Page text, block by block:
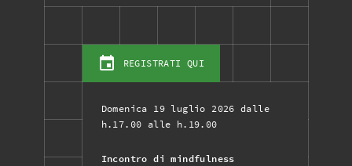
REGISTRATI QUI
Domenica 19 luglio 2026 dalle
h.17.00 alle h.19.00
Incontro di mindfulness